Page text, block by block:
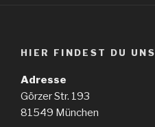
HIER FINDEST DU UNS
Adresse
Görzer Str. 193
81549 München